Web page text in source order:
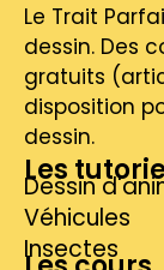
Le Trait
dessin. Des
gratuits
disposition
dessin.
Les
Dessin
Véhicules
Insectes